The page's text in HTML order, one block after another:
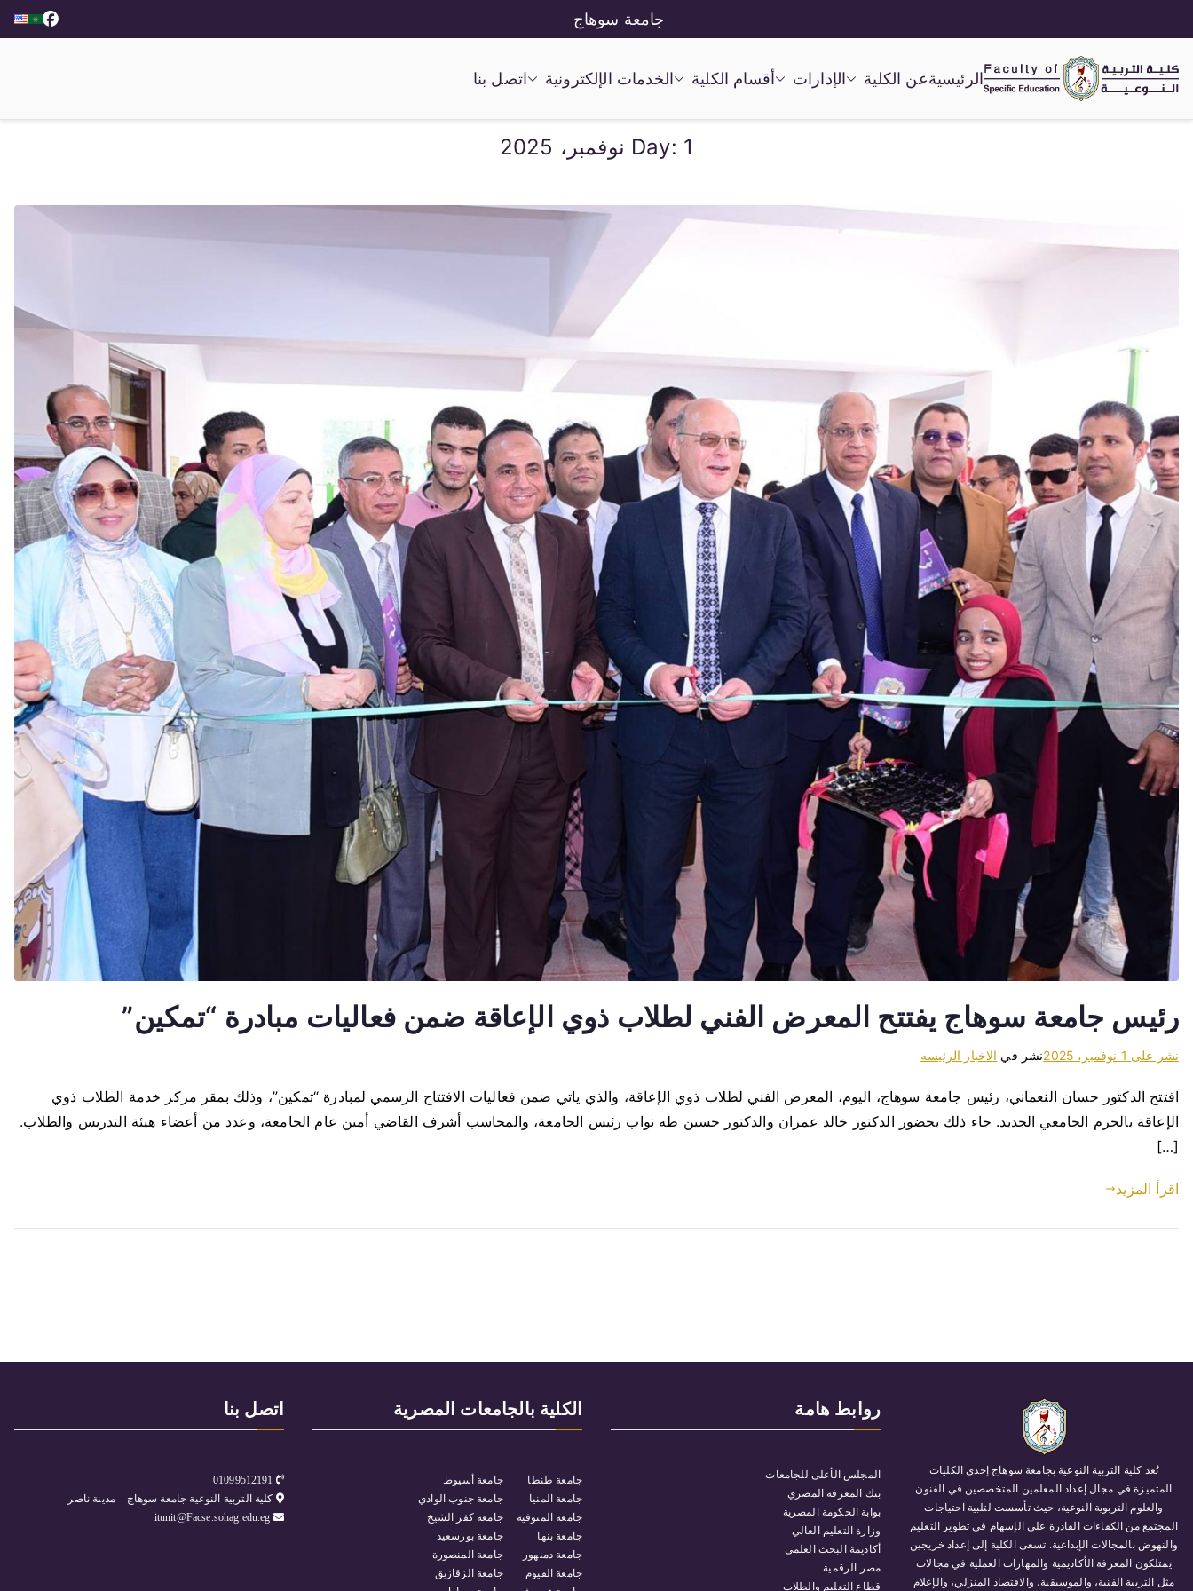
جامعة سوهاج
الرئيسيةعن الكلية الإدارات أقسام الكلية الخدمات الإلكترونية اتصل بنا
Day: 1 نوفمبر، 2025
رئيس جامعة سوهاج يفتتح المعرض الفني لطلاب ذوي الإعاقة ضمن فعاليات مبادرة “تمكين”
نشر على 1 نوفمبر، 2025 نشر في الاخبار الرئيسه
افتتح الدكتور حسان النعماني، رئيس جامعة سوهاج، اليوم، المعرض الفني لطلاب ذوي الإعاقة، والذي ياتي ضمن فعاليات الافتتاح الرسمي لمبادرة “تمكين”، وذلك بمقر مركز خدمة الطلاب ذوي
الإعاقة بالحرم الجامعي الجديد. جاء ذلك بحضور الدكتور خالد عمران والدكتور حسين طه نواب رئيس الجامعة، والمحاسب أشرف القاضي أمين عام الجامعة، وعدد من أعضاء هيئة التدريس والطلاب.
[…]
اقرأ المزيد
تُعد كلية التربية النوعية بجامعة سوهاج إحدى الكليات
المتميزة في مجال إعداد المعلمين المتخصصين في الفنون
والعلوم التربوية النوعية، حيث تأسست لتلبية احتياجات
المجتمع من الكفاءات القادرة على الإسهام في تطوير التعليم
والنهوض بالمجالات الإبداعية. تسعى الكلية إلى إعداد خريجين
يمتلكون المعرفة الأكاديمية والمهارات العملية في مجالات
مثل التربية الفنية، والموسيقية، والاقتصاد المنزلي، والإعلام
روابط هامة
المجلس الأعلى للجامعات
بنك المعرفة المصري
بوابة الحكومة المصرية
وزارة التعليم العالي
أكاديمة البحث العلمي
مصر الرقمية
قطاع التعليم والطلاب
الكلية بالجامعات المصرية
جامعة طنطا
جامعة المنيا
جامعة المنوفية
جامعة بنها
جامعة دمنهور
جامعة الفيوم
جامعة أسيوط
جامعة جنوب الوادي
جامعة كفر الشيخ
جامعة بورسعيد
جامعة المنصورة
جامعة الزقازيق
اتصل بنا
01099512191
كلية التربية النوعية جامعة سوهاج – مدينة ناصر